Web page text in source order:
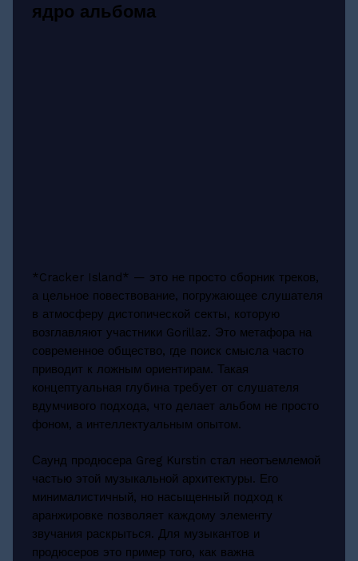
ядро альбома
*Cracker Island* — это не просто сборник треков,
а цельное повествование, погружающее слушателя
в атмосферу дистопической секты, которую
возглавляют участники Gorillaz. Это метафора на
современное общество, где поиск смысла часто
приводит к ложным ориентирам. Такая
концептуальная глубина требует от слушателя
вдумчивого подхода, что делает альбом не просто
фоном, а интеллектуальным опытом.
Саунд продюсера Greg Kurstin стал неотъемлемой
частью этой музыкальной архитектуры. Его
минималистичный, но насыщенный подход к
аранжировке позволяет каждому элементу
звучания раскрыться. Для музыкантов и
продюсеров это пример того, как важна